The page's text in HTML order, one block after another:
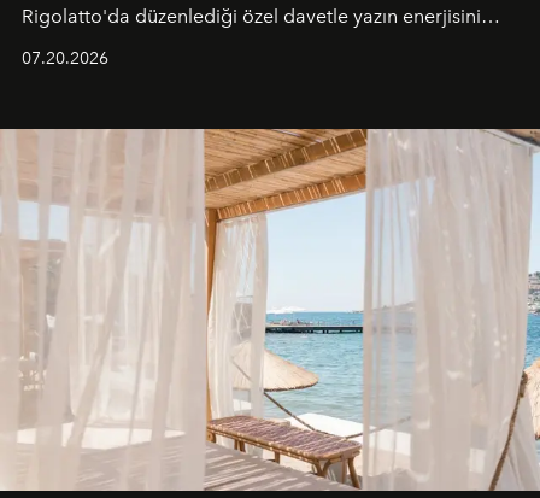
Rigolatto'da düzenlediği özel davetle yazın enerjisini
07.20.2026